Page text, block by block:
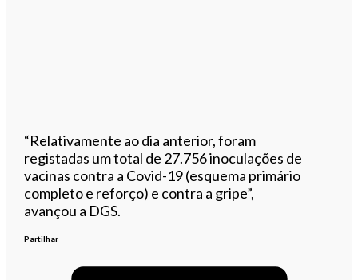
“Relativamente ao dia anterior, foram
registadas um total de 27.756 inoculações de
vacinas contra a Covid-19 (esquema primário
completo e reforço) e contra a gripe”,
avançou a DGS.
Partilhar